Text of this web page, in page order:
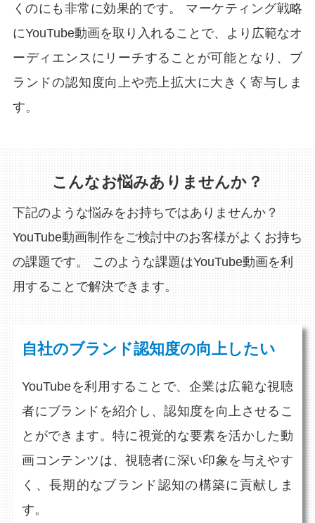
くのにも非常に効果的です。 マーケティング戦略
にYouTube動画を取り入れることで、より広範なオ
ーディエンスにリーチすることが可能となり、ブ
ランドの認知度向上や売上拡大に大きく寄与しま
す。
こんなお悩みありませんか？
下記のような悩みをお持ちではありませんか？
YouTube動画制作をご検討中のお客様がよくお持ち
の課題です。
このような課題はYouTube動画を利
用することで解決できます。
自社のブランド認知度の向上したい
YouTubeを利用することで、企業は広範な視聴
者にブランドを紹介し、認知度を向上させるこ
とができます。特に視覚的な要素を活かした動
画コンテンツは、視聴者に深い印象を与えやす
く、長期的なブランド認知の構築に貢献しま
す。